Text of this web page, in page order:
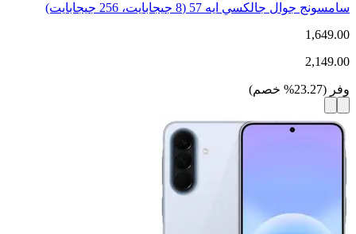
سامسونج جوال جالكسي ايه 57 (8 جيجابايت، 256 جيجابايت)
1,649.00
2,149.00
وفر (
23.27
% خصم)